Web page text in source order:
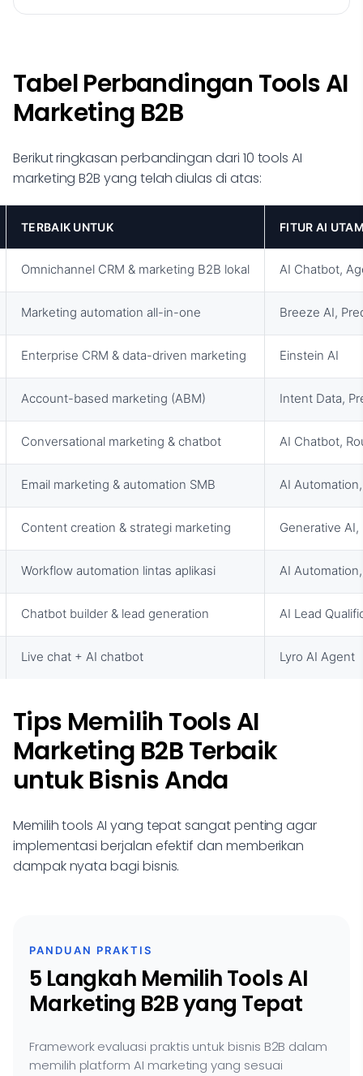
Tabel Perbandingan Tools AI
Marketing B2B
Berikut ringkasan perbandingan dari 10 tools AI
marketing B2B yang telah diulas di atas:
TERBAIK UNTUK FITUR AI
Omnichannel CRM & marketing B2B lokal AI Chatbot,
Marketing automation all-in-one Breeze AI,
Enterprise CRM & data-driven marketing Einstein AI
Account-based marketing (ABM) Intent Data,
Conversational marketing & chatbot AI Chatbot,
Email marketing & automation SMB AI
Content creation & strategi marketing Generative AI,
Workflow automation lintas aplikasi AI
Chatbot builder & lead generation AI Lead
Live chat + AI chatbot Lyro AI Agent
Tips Memilih Tools AI
Marketing B2B Terbaik
untuk Bisnis Anda
Memilih tools AI yang tepat sangat penting agar
implementasi berjalan efektif dan memberikan
dampak nyata bagi bisnis.
PANDUAN PRAKTIS
5 Langkah Memilih Tools AI
Marketing B2B yang Tepat
Framework evaluasi praktis untuk bisnis B2B dalam
memilih platform AI marketing yang sesuai